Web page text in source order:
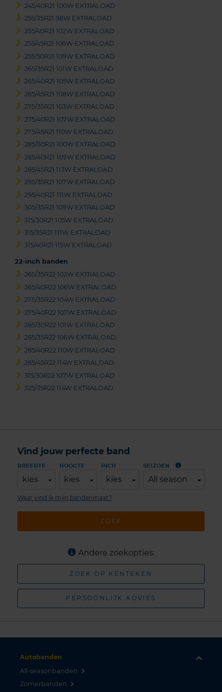
245/40R21 100W EXTRALOAD
255/35R21 98W EXTRALOAD
255/40R21 102W EXTRALOAD
255/45R21 106W EXTRALOAD
255/50R21 109W EXTRALOAD
265/35R21 101W EXTRALOAD
265/40R21 105W EXTRALOAD
265/45R21 108W EXTRALOAD
275/35R21 103W EXTRALOAD
275/40R21 107W EXTRALOAD
275/45R21 110W EXTRALOAD
285/30R21 100W EXTRALOAD
285/40R21 109W EXTRALOAD
285/45R21 113W EXTRALOAD
295/35R21 107W EXTRALOAD
295/40R21 111W EXTRALOAD
305/35R21 109W EXTRALOAD
315/30R21 105W EXTRALOAD
315/35R21 111W EXTRALOAD
315/40R21 115W EXTRALOAD
22-inch banden
265/35R22 102W EXTRALOAD
265/40R22 106W EXTRALOAD
275/35R22 104W EXTRALOAD
275/40R22 107W EXTRALOAD
285/30R22 101W EXTRALOAD
285/35R22 106W EXTRALOAD
285/40R22 110W EXTRALOAD
285/45R22 114W EXTRALOAD
315/30R22 107W EXTRALOAD
325/35R22 114W EXTRALOAD
Vind jouw perfecte band
BREEDTE
kies
HOOGTE
kies
INCH
kies
SEIZOEN
All season
ZOEK
Waar vind ik mijn bandenmaat?
Andere zoekopties:
ZOEK OP KENTEKEN
PERSOONLIJK ADVIES
Autobanden
All-seasonbanden
Zomerbanden